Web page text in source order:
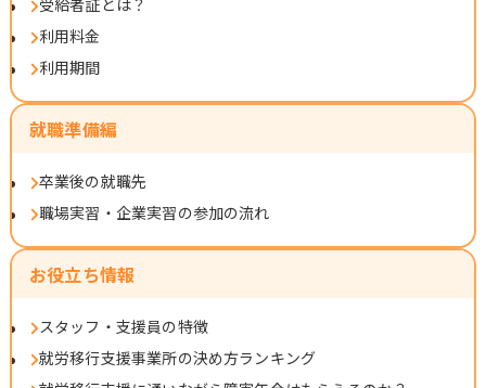
受給者証とは？
利用料金
利用期間
就職準備編
卒業後の就職先
職場実習・企業実習の参加の流れ
お役立ち情報
スタッフ・支援員の特徴
就労移行支援事業所の決め方ランキング